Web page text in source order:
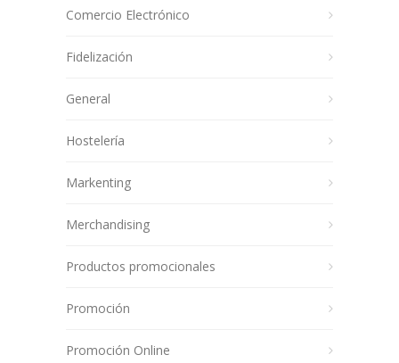
Comercio Electrónico
Fidelización
General
Hostelería
Markenting
Merchandising
Productos promocionales
Promoción
Promoción Online